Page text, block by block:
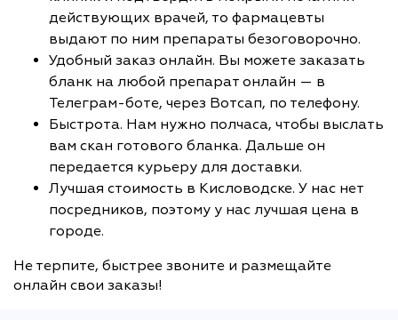
действующих врачей, то фармацевты
выдают по ним препараты безоговорочно.
Удобный заказ онлайн. Вы можете заказать
бланк на любой препарат онлайн — в
Телеграм-боте, через Вотсап, по телефону.
Быстрота. Нам нужно полчаса, чтобы выслать
вам скан готового бланка. Дальше он
передается курьеру для доставки.
Лучшая стоимость в Кисловодске. У нас нет
посредников, поэтому у нас лучшая цена в
городе.
Не терпите, быстрее звоните и размещайте
онлайн свои заказы!